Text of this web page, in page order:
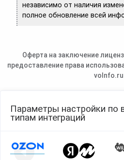
независимо от наличия
полное обновление всей
Оферта на заключение
предоставление права
voInfo.ru
Параметры настройки по
типам интеграций